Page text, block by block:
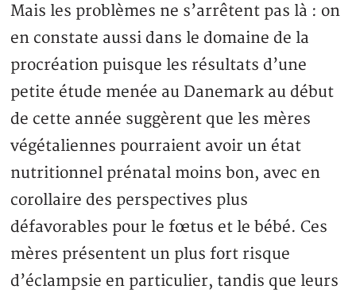
Mais les problèmes ne s’arrêtent pas là : on
en constate aussi dans le domaine de la
procréation puisque les résultats d’une
petite étude menée au Danemark au début
de cette année suggèrent que les mères
végétaliennes pourraient avoir un état
nutritionnel prénatal moins bon, avec en
corollaire des perspectives plus
défavorables pour le fœtus et le bébé. Ces
mères présentent un plus fort risque
d’éclampsie en particulier, tandis que leurs